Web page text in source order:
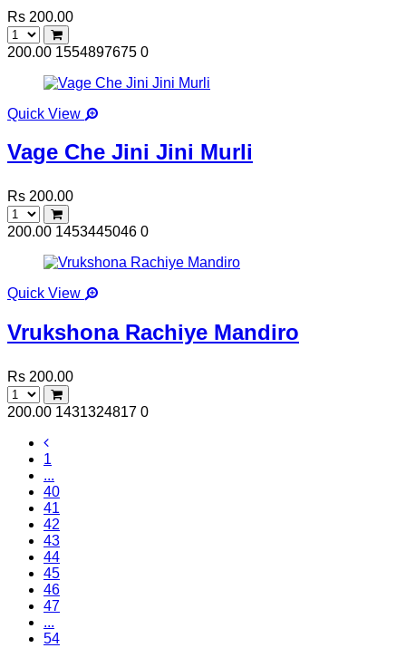
Rs 200.00
200.00 1554897675 0
Quick View
Vage Che Jini Jini Murli
Rs 200.00
200.00 1453445046 0
Quick View
Vrukshona Rachiye Mandiro
Rs 200.00
200.00 1431324817 0
1
...
40
41
42
43
44
45
46
47
...
54